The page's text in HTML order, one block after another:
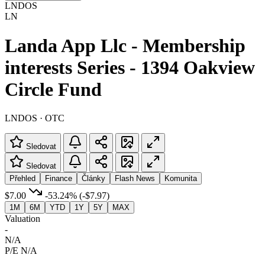
LNDOS
LN
Landa App Llc - Membership
interests Series - 1394 Oakview
Circle Fund
LNDOS · OTC
Sledovat
Sledovat
Přehled
Finance Články Flash News Komunita
$7.00 -53.24% (-$7.97)
1M 6M YTD 1Y 5Y MAX
Valuation
-
N/A
P/E N/A